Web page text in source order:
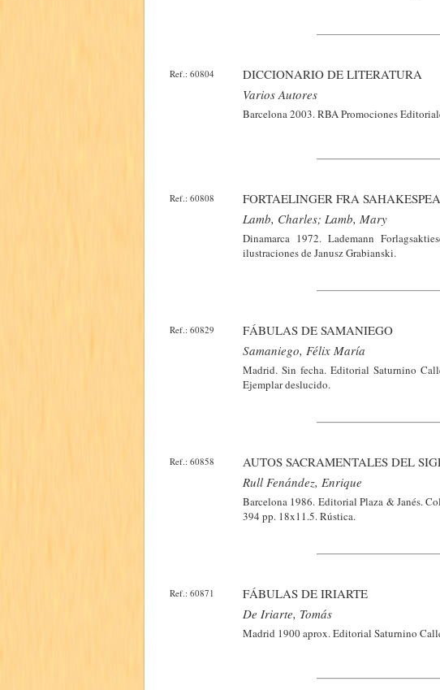
Ref.: 60804
DICCIONARIO DE LITERATURA
Varios Autores
Barcelona 2003. RBA Promociones
Ref.: 60808
FORTAELINGER FRA
Lamb, Charles; Lamb, Mary
Dinamarca 1972. Lademann
ilustraciones de Janusz Grabianski.
Ref.: 60829
FÁBULAS DE SAMANIEGO
Samaniego, Félix María
Madrid. Sin fecha. Editorial Saturnino
Ejemplar deslucido.
Ref.: 60858
AUTOS SACRAMENTALES DEL
Rull Fenández, Enrique
Barcelona 1986. Editorial Plaza & Janés.
394 pp. 18x11.5. Rústica.
Ref.: 60871
FÁBULAS DE IRIARTE
De Iriarte, Tomás
Madrid 1900 aprox. Editorial Saturnino